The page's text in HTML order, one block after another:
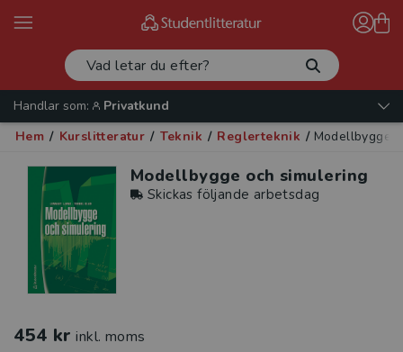
Handlar som:
Privatkund
Hem / Kurslitteratur / Teknik / Reglerteknik / Modellbygge
Modellbygge och simulering
Skickas följande arbetsdag
454 kr inkl. moms